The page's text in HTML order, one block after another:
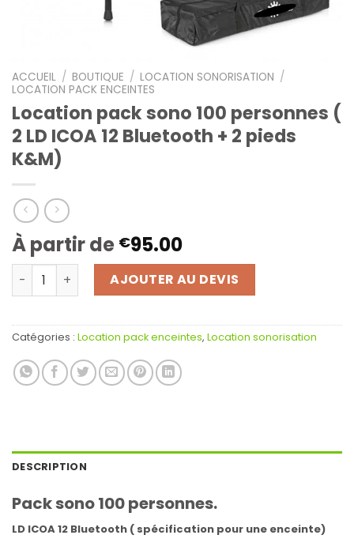
ACCUEIL / BOUTIQUE / LOCATION SONORISATION /
LOCATION PACK ENCEINTES
Location pack sono 100 personnes (
2 LD ICOA 12 Bluetooth + 2 pieds
K&M)
À partir de €95.00
quantité de Location pack sono 100 personnes ( 2 LD
AJOUTER AU DEVIS
Catégories : Location pack enceintes, Location sonorisation
DESCRIPTION
Pack sono 100 personnes.
LD ICOA 12 Bluetooth ( spécification pour une enceinte)